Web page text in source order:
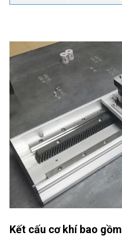
Kết cấu cơ khí bao gồm